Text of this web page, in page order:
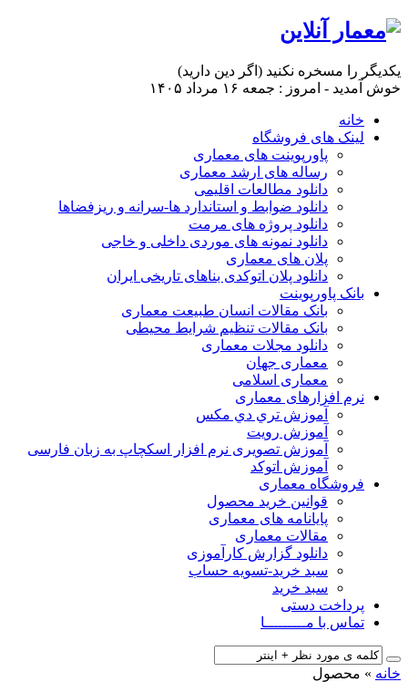
یكدیگر را مسخره نكنید (اگر دین دارید)
خوش آمدید - امروز : جمعه ۱۶ مرداد ۱۴۰۵
خانه
لینک های فروشگاه
پاورپوینت های معماری
رساله های ارشد معماری
دانلود مطالعات اقلیمی
دانلود ضوابط و استاندارد ها-سرانه و ریزفضاها
دانلود پروژه های مرمت
دانلود نمونه های موردی داخلی و خاجی
پلان های معماری
دانلود پلان اتوکدی بناهای تاریخی ایران
بانک پاورپوینت
بانک مقالات انسان طبیعت معماری
بانک مقالات تنظیم شرایط محیطی
دانلود مجلات معماری
معماری جهان
معماری اسلامی
نرم افزارهای معماری
آﻣﻮزش ﺗﺮي دي ﻣﮑﺲ
آموزش رویت
آموزش تصویری نرم افزار اسکچاپ به زبان فارسی
آموزش اتوکد
فروشگاه معماری
قوانین خرید محصول
پایانامه های معماری
مقالات معماری
دانلود گزارش کارآموزی
سبد خرید-تسویه حساب
سبد خرید
پرداخت دستی
تماس با مـــــــــا
خانه » محصول